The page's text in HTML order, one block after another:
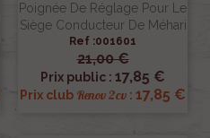
Poignée De Réglage Pour Le
Siège Conducteur De Méhari
Ref :001601
21,00 €
Prix public : 17,85 €
Prix club Renov 2cv : 17,85 €